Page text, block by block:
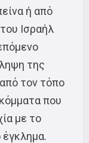
ή από
Ισραήλ
της
τον τόπο
που
με το
έγκλημα.